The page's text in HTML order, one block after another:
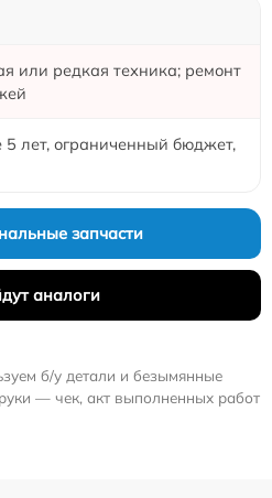
или редкая техника; ремонт
5 лет, ограниченный бюджет,
запчасти
аналоги
б/у детали и безымянные
— чек, акт выполненных работ